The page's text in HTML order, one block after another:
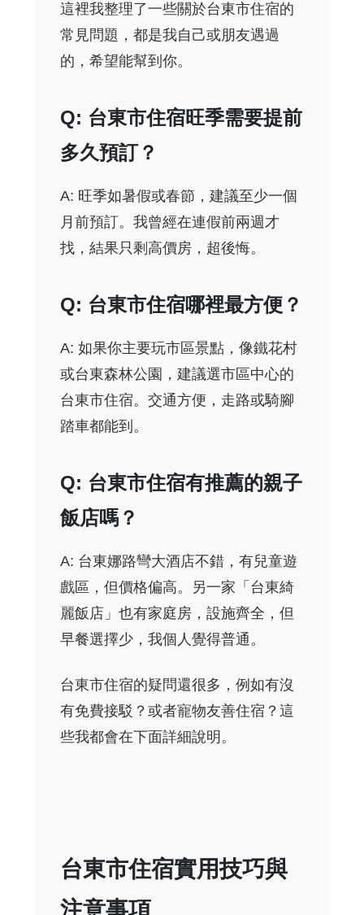
這裡我整理了一些關於台東市住宿的
常見問題，都是我自己或朋友遇過
的，希望能幫到你。
Q: 台東市住宿旺季需要提前
多久預訂？
A: 旺季如暑假或春節，建議至少一個
月前預訂。我曾經在連假前兩週才
找，結果只剩高價房，超後悔。
Q: 台東市住宿哪裡最方便？
A: 如果你主要玩市區景點，像鐵花村
或台東森林公園，建議選市區中心的
台東市住宿。交通方便，走路或騎腳
踏車都能到。
Q: 台東市住宿有推薦的親子
飯店嗎？
A: 台東娜路彎大酒店不錯，有兒童遊
戲區，但價格偏高。另一家「台東綺
麗飯店」也有家庭房，設施齊全，但
早餐選擇少，我個人覺得普通。
台東市住宿的疑問還很多，例如有沒
有免費接駁？或者寵物友善住宿？這
些我都會在下面詳細說明。
台東市住宿實用技巧與
注意事項